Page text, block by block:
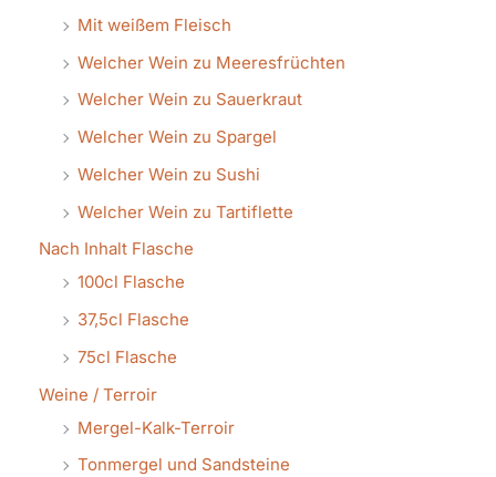
Mit weißem Fleisch
Welcher Wein zu Meeresfrüchten
Welcher Wein zu Sauerkraut
Welcher Wein zu Spargel
Welcher Wein zu Sushi
Welcher Wein zu Tartiflette
Nach Inhalt Flasche
100cl Flasche
37,5cl Flasche
75cl Flasche
Weine / Terroir
Mergel-Kalk-Terroir
Tonmergel und Sandsteine